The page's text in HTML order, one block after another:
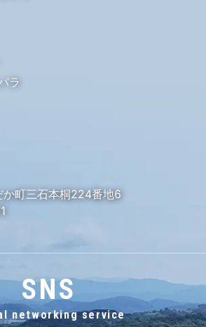
ラ
か町三石本桐224番地6
SNS
networking service